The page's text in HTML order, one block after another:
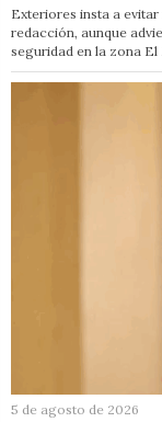
Exteriores insta a
redacción, aunque
seguridad en la zona
5 de agosto de 2026